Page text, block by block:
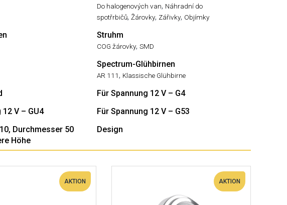
Do halogenových van, Náhradní do
spotřrbičů, Žárovky, Zářivky, Objímky
Struhm
COG žárovky, SMD
Spectrum-Glühbirnen
AR 111 , Klassische Glühbirne
Für Spannung 12 V – G4
12 V – GU4
Für Spannung 12 V – G53
Durchmesser 50
Höhe
Design
AKTION AKTION